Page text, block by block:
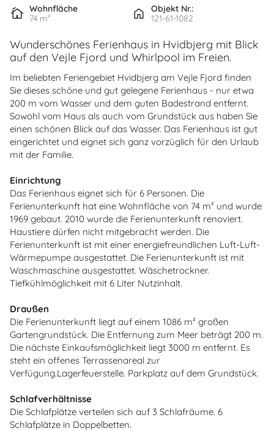
Wohnfläche
74 m²
Objekt Nr.:
121-61-1082
Wunderschönes Ferienhaus in Hvidbjerg mit Blick
auf den Vejle Fjord und Whirlpool im Freien.
Im beliebten Feriengebiet Hvidbjerg am Vejle Fjord finden
Sie dieses schöne und gut gelegene Ferienhaus - nur etwa
200 m vom Wasser und dem guten Badestrand entfernt.
Sowohl vom Haus als auch vom Grundstück aus haben Sie
einen schönen Blick auf das Wasser. Das Ferienhaus ist gut
eingerichtet und eignet sich ganz vorzüglich für den Urlaub
mit der Familie.
Einrichtung
Das Ferienhaus eignet sich für 6 Personen. Die
Ferienunterkunft hat eine Wohnfläche von 74 m² und wurde
1969 gebaut. 2010 wurde die Ferienunterkunft renoviert.
Haustiere dürfen nicht mitgebracht werden. Die
Ferienunterkunft ist mit einer energiefreundlichen Luft-Luft-
Wärmepumpe ausgestattet. Die Ferienunterkunft ist mit
Waschmaschine ausgestattet. Wäschetrockner.
Tiefkühlmöglichkeit mit 6 Liter Nutzinhalt.
Draußen
Die Ferienunterkunft liegt auf einem 1086 m² großen
Gartengrundstück. Die Entfernung zum Meer beträgt 200 m.
Die nächste Einkaufsmöglichkeit liegt 3000 m entfernt. Es
steht ein offenes Terrassenareal zur
Verfügung.Lagerfeuerstelle. Parkplatz auf dem Grundstück.
Schlafverhältnisse
Die Schlafplätze verteilen sich auf 3 Schlafräume. 6
Schlafplätze in Doppelbetten.